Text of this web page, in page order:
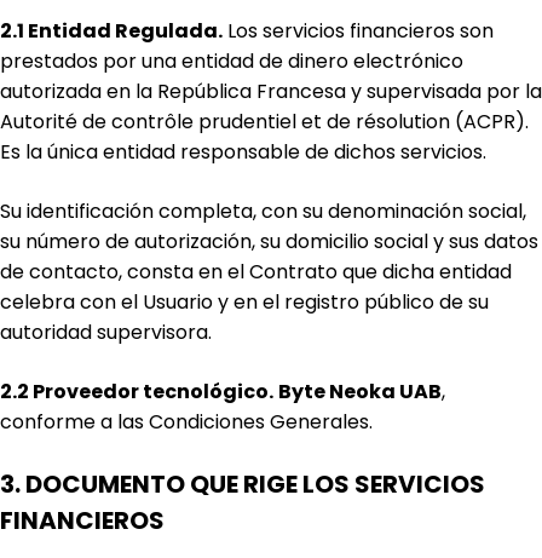
2.1 Entidad Regulada. Los servicios financieros son
prestados por una entidad de dinero electrónico
autorizada en la República Francesa y supervisada por la
Autorité de contrôle prudentiel et de résolution (ACPR).
Es la única entidad responsable de dichos servicios.
Su identificación completa, con su denominación social,
su número de autorización, su domicilio social y sus datos
de contacto, consta en el Contrato que dicha entidad
celebra con el Usuario y en el registro público de su
autoridad supervisora.
2.2 Proveedor tecnológico. Byte Neoka UAB,
conforme a las Condiciones Generales.
3. DOCUMENTO QUE RIGE LOS SERVICIOS
FINANCIEROS